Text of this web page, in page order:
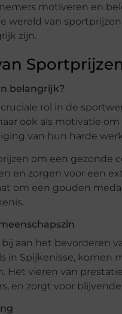
motiveren en
wereld van sportprijzen
zijn.
belangrijk?
rol in de
ook als motivatie
van hun harde
om een gezonde
en zorgen voor een
om een gouden
aan het bevorderen
in Spijkenisse, komen
Het vieren van
en zorgt voor